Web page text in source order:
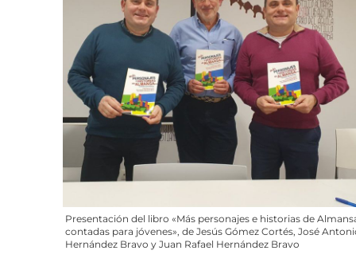
Presentación del libro «Más personajes e historias de
contadas para jóvenes», de Jesús Gómez Cortés, José
Hernández Bravo y Juan Rafael Hernández Bravo